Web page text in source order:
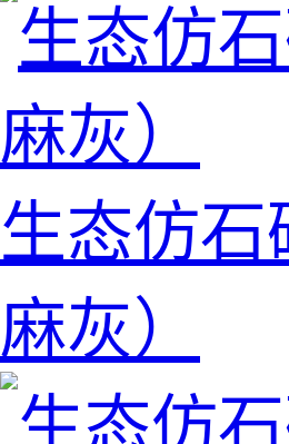
生态仿石
麻灰）